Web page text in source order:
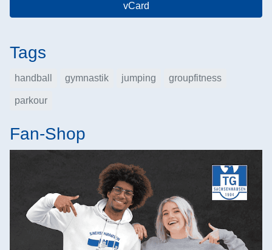
vCard
Tags
handball gymnastik jumping groupfitness
parkour
Fan-Shop